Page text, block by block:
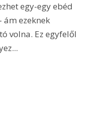
egy-egy ebéd
ám ezeknek
volna. Ez egyfelől